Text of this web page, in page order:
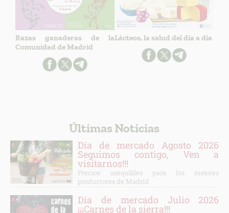
Razas ganaderas de la
Comunidad de Madrid
Lácteos, la salud del día a día
Últimas Noticias
Día de mercado Agosto 2026
Seguimos contigo, Ven a
visitarnos!!!
Precios asequibles para los mejores
productores de Madrid
Día de mercado Julio 2026
¡¡¡Carnes de la sierra!!!